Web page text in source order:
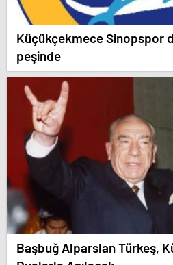
Küçükçekmece Sinopspor
peşinde
Başbuğ Alparslan Türkeş,